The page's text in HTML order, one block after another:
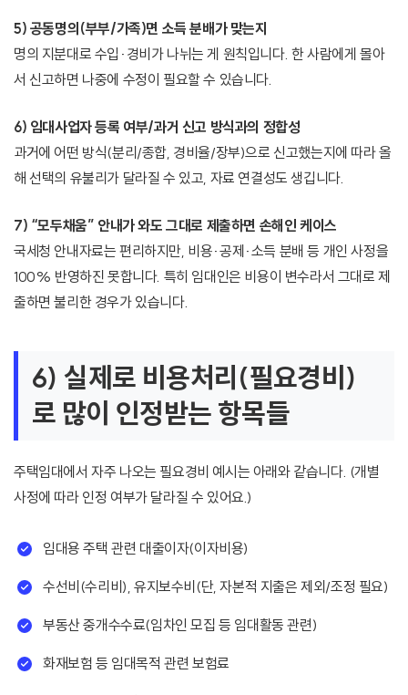
5) 공동명의(부부/가족)면 소득 분배가 맞는지
명의 지분대로 수입·경비가 나뉘는 게 원칙입니다. 한 사람에게 몰아
서 신고하면 나중에 수정이 필요할 수 있습니다.
6) 임대사업자 등록 여부/과거 신고 방식과의 정합성
과거에 어떤 방식(분리/종합, 경비율/장부)으로 신고했는지에 따라 올
해 선택의 유불리가 달라질 수 있고, 자료 연결성도 생깁니다.
7) “모두채움” 안내가 와도 그대로 제출하면 손해인 케이스
국세청 안내자료는 편리하지만, 비용·공제·소득 분배 등 개인 사정을
100% 반영하진 못합니다. 특히 임대인은 비용이 변수라서 그대로 제
출하면 불리한 경우가 있습니다.
6) 실제로 비용처리(필요경비)
로 많이 인정받는 항목들
주택임대에서 자주 나오는 필요경비 예시는 아래와 같습니다. (개별
사정에 따라 인정 여부가 달라질 수 있어요.)
임대용 주택 관련 대출이자(이자비용)
수선비(수리비), 유지보수비(단, 자본적 지출은 제외/조정 필요)
부동산 중개수수료(임차인 모집 등 임대활동 관련)
화재보험 등 임대목적 관련 보험료